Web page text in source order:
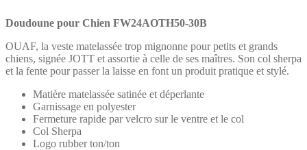
Doudoune pour Chien FW24AOTH50-30B
OUAF, la veste matelassée trop mignonne pour petits et grands
chiens, signée JOTT et assortie à celle de ses maîtres. Son col sherpa
et la fente pour passer la laisse en font un produit pratique et stylé.
Matière matelassée satinée et déperlante
Garnissage en polyester
Fermeture rapide par velcro sur le ventre et le col
Col Sherpa
Logo rubber ton/ton